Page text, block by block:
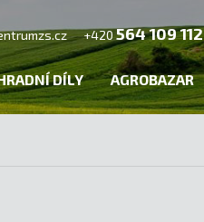
+420564 109 112
DÍLY AGROBAZAR